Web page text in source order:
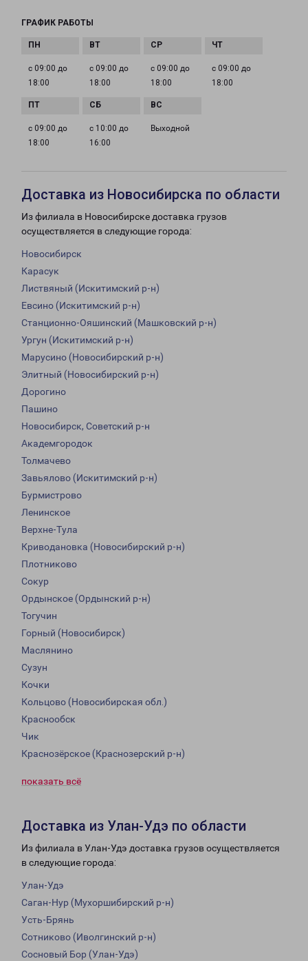
ГРАФИК РАБОТЫ
с 09:00 до
18:00
с 09:00 до
18:00
с 09:00 до
18:00
с 09:00 до
18:00
с 09:00 до
18:00
с 10:00 до
16:00
Выходной
Доставка из Новосибирска по области
Из филиала в Новосибирске доставка грузов
осуществляется в следующие города:
Новосибирск
Карасук
Листвяный (Искитимский р-н)
Евсино (Искитимский р-н)
Станционно-Ояшинский (Машковский р-н)
Ургун (Искитимский р-н)
Марусино (Новосибирский р-н)
Элитный (Новосибирский р-н)
Дорогино
Пашино
Новосибирск, Советский р-н
Академгородок
Толмачево
Завьялово (Искитимский р-н)
Бурмистрово
Ленинское
Верхне-Тула
Криводановка (Новосибирский р-н)
Плотниково
Сокур
Ордынское (Ордынский р-н)
Тогучин
Горный (Новосибирск)
Маслянино
Сузун
Кочки
Кольцово (Новосибирская обл.)
Краснообск
Чик
Краснозёрское (Краснозерский р-н)
показать всё
Доставка из Улан-Удэ по области
Из филиала в Улан-Удэ доставка грузов осуществляется
в следующие города:
Улан-Удэ
Саган-Нур (Мухоршибирский р-н)
Усть-Брянь
Сотниково (Иволгинский р-н)
Сосновый Бор (Улан-Удэ)